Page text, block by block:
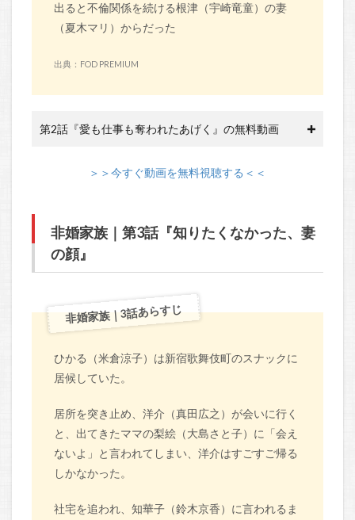
出ると不倫関係を続ける根津（宇崎竜童）の妻
（夏木マリ）からだった
出典：FOD PREMIUM
第2話『愛も仕事も奪われたあげく』の無料動画
＞＞今すぐ動画を無料視聴する＜＜
非婚家族｜第3話『知りたくなかった、妻
の顔』
非婚家族｜3話あらすじ
ひかる（米倉涼子）は新宿歌舞伎町のスナックに
居候していた。
居所を突き止め、洋介（真田広之）が会いに行く
と、出てきたママの梨絵（大島さと子）に「会え
ないよ」と言われてしまい、洋介はすごすご帰る
しかなかった。
社宅を追われ、知華子（鈴木京香）に言われるま